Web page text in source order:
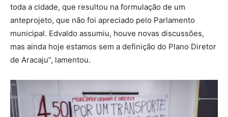
toda a cidade, que resultou na formulação de um
anteprojeto, que não foi apreciado pelo Parlamento
municipal. Edvaldo assumiu, houve novas discussões,
mas ainda hoje estamos sem a definição do Plano Diretor
de Aracaju”, lamentou.